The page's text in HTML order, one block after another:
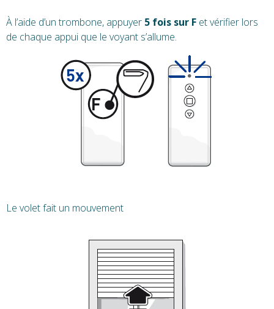
À l’aide d’un trombone, appuyer 5 fois sur F et vérifier lors
de chaque appui que le voyant s’allume.
Le volet fait un mouvement